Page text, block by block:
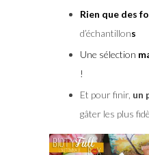
Rien que des
d’échantillons
Une sélection
!
Et pour finir, un
gâter les plus